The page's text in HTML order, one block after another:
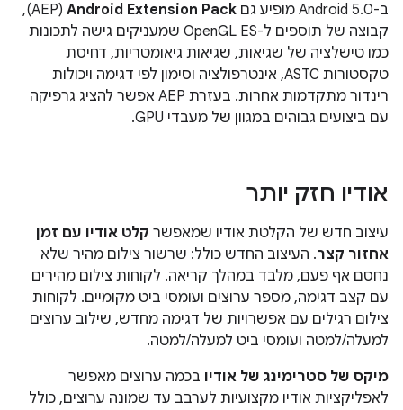
ב-Android 5.0 מופיע גם
Android Extension Pack
‏ (AEP),
קבוצה של תוספים ל-OpenGL ES שמעניקים גישה לתכונות
כמו טישלציה של שגיאות, שגיאות גיאומטריות, דחיסת
טקסטורות ASTC, אינטרפולציה וסימון לפי דגימה ויכולות
רינדור מתקדמות אחרות. בעזרת AEP אפשר להציג גרפיקה
עם ביצועים גבוהים במגוון של מעבדי GPU.
אודיו חזק יותר
עיצוב חדש של הקלטת אודיו שמאפשר קלט אודיו עם זמן
אחזור קצר. העיצוב החדש כולל: שרשור צילום מהיר שלא
נחסם אף פעם, מלבד במהלך קריאה. לקוחות צילום מהירים
עם קצב דגימה, מספר ערוצים ועומסי ביט מקומיים. לקוחות
צילום רגילים עם אפשרויות של דגימה מחדש, שילוב ערוצים
למעלה/למטה ועומסי ביט למעלה/למטה.
מיקס של סטרימינג של אודיו בכמה ערוצים מאפשר
לאפליקציות אודיו מקצועיות לערבב עד שמונה ערוצים, כולל